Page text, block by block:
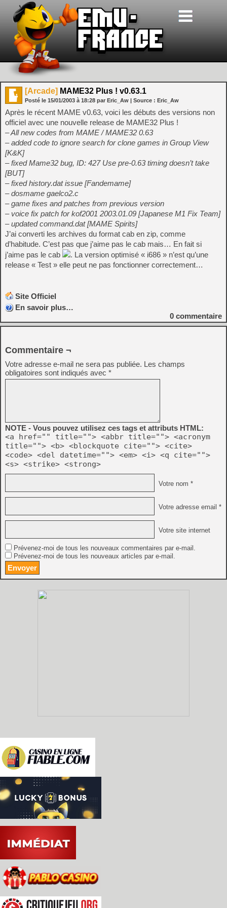
[Arcade] MAME32 Plus ! v0.63.1
Posté le 15/01/2003 à 18:28 par Eric_Aw | Source : Eric_Aw
Après le récent MAME v0.63, voici les débuts des versions non
officiel avec une nouvelle release de MAME32 Plus !
– All new codes from MAME / MAME32 0.63
– added code to ignore search for clone games in Group View
[K&K]
– fixed Mame32 bug, ID: 427 Use pre-0.63 timing doesn’t take
[BUT]
– fixed history.dat issue [Fandemame]
– dosmame gaelco2.c
– game fixes and patches from previous version
– voice fix patch for kof2001 2003.01.09 [Japanese M1 Fix Team]
– updated command.dat [MAME Spirits]
J’ai converti les archives du format cab en zip, comme
d’habitude. C’est pas que j’aime pas le cab mais… En fait si
j’aime pas le cab
. La version optimisé « i686 » n’est qu’une
release « Test » elle peut ne pas fonctionner correctement…
Site Officiel
En savoir plus…
0 commentaire
Commentaire ¬
Votre adresse e-mail ne sera pas publiée. Les champs
obligatoires sont indiqués avec *
NOTE - Vous pouvez utilisez ces tags et attributs HTML:
<a href="" title=""> <abbr title=""> <acronym
title=""> <b> <blockquote cite=""> <cite>
<code> <del datetime=""> <em> <i> <q cite="">
<s> <strike> <strong>
Votre nom *
Votre adresse email *
Votre site internet
Prévenez-moi de tous les nouveaux commentaires par e-mail.
Prévenez-moi de tous les nouveaux articles par e-mail.